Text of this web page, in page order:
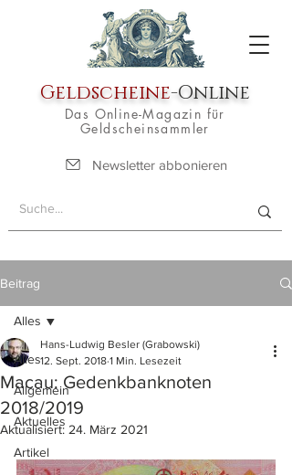
Geldscheine-Online
Das Online-Magazin für
Geldscheinsammler
Newsletter abbonieren
Beitrag
Alles
Allgemein
Aktuelles
Artikel
Alles
Macau: Gedenkbanknoten
2018/2019
Hans-Ludwig Besler (Grabowski)
12. Sept. 2018 1 Min. Lesezeit
Aktualisiert: 24. März 2021